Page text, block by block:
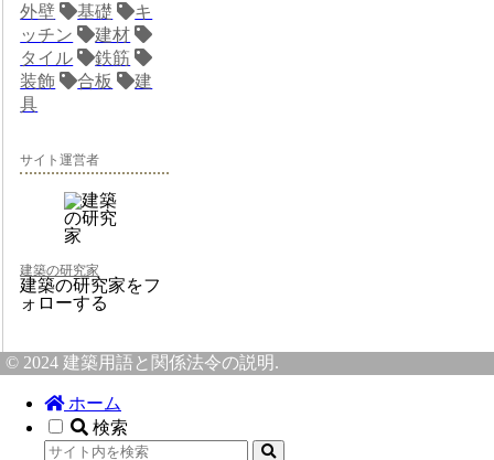
外壁
基礎
キ
ッチン
建材
タイル
鉄筋
装飾
合板
建
具
サイト運営者
建築の研究家
建築の研究家をフ
ォローする
© 2024 建築用語と関係法令の説明.
ホーム
検索